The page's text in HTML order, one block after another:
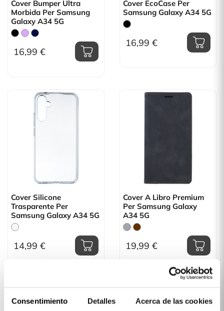
Consentimiento Detalles Acerca de las cookies
Cover Bumper Ultra
Morbida Per Samsung
Galaxy A34 5G
16,99 €
Cover EcoCase Per
Samsung Galaxy A34 5G
16,99 €
Cover Silicone
Trasparente Per
Samsung Galaxy A34 5G
14,99 €
Cover A Libro Premium
Per Samsung Galaxy
A34 5G
19,99 €